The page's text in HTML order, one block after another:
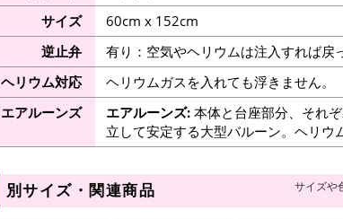
サイズ
60cm x 152cm
逆止弁
有り：空気やヘリウムは注入すれば戻
ヘリウム対応
ヘリウムガスを入れても浮きません。
エアルーンズ
エアルーンズ:本体と台座部分、それ
立して安定する大型バルーン。ヘリウ
別サイズ・関連商品 サイズや